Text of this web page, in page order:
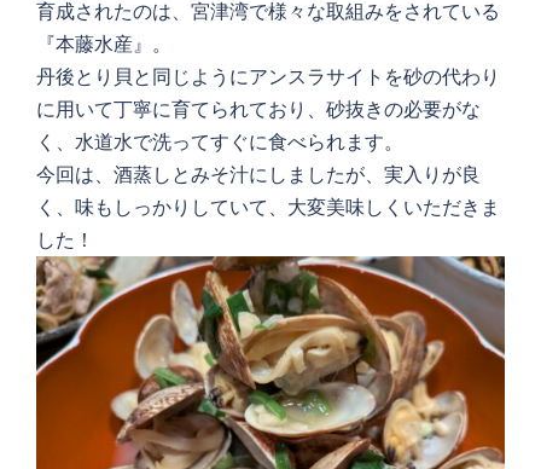
育成されたのは、宮津湾で様々な取組みをされている
『本藤水産』。
丹後とり貝と同じようにアンスラサイトを砂の代わり
に用いて丁寧に育てられており、砂抜きの必要がな
く、水道水で洗ってすぐに食べられます。
今回は、酒蒸しとみそ汁にしましたが、実入りが良
く、味もしっかりしていて、大変美味しくいただきま
した！